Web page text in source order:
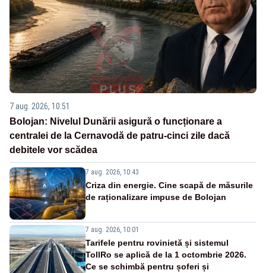
7 aug. 2026, 10:51
Bolojan: Nivelul Dunării asigură o funcționare a
centralei de la Cernavodă de patru-cinci zile dacă
debitele vor scădea
7 aug. 2026, 10:43
Criza din energie. Cine scapă de măsurile
de raționalizare impuse de Bolojan
7 aug. 2026, 10:01
Tarifele pentru rovinietă și sistemul
TollRo se aplică de la 1 octombrie 2026.
Ce se schimbă pentru șoferi și